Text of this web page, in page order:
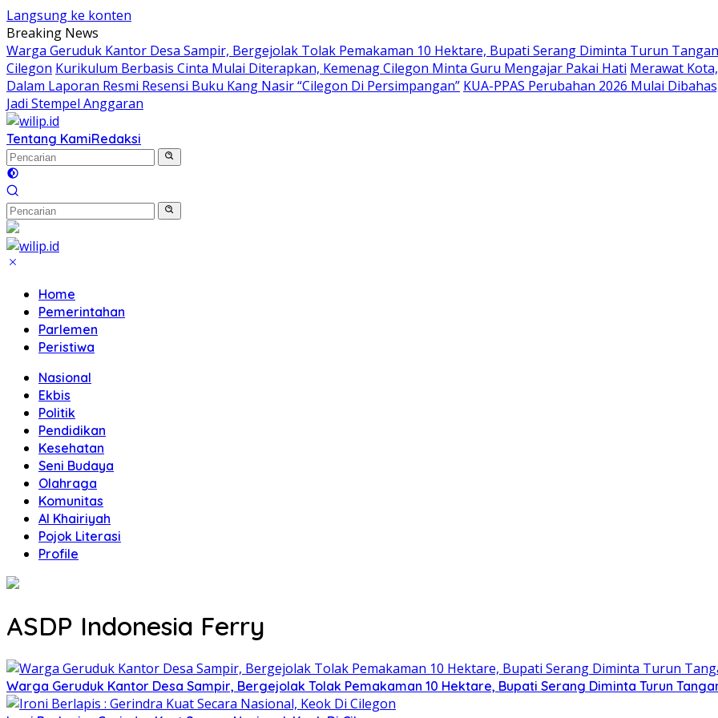
Langsung ke konten
Breaking News
Warga Geruduk Kantor Desa Sampir, Bergejolak Tolak Pemakaman 10 Hektare, Bupati Serang Diminta Turun Tangan
Cilegon Kurikulum Berbasis Cinta Mulai Diterapkan, Kemenag Cilegon Minta Guru Mengajar Pakai Hati Merawat
Dalam Laporan Resmi Resensi Buku Kang Nasir “Cilegon Di Persimpangan” KUA-PPAS Perubahan 2026 Mulai
Jadi Stempel Anggaran
Tentang KamiRedaksi
Home
Pemerintahan
Parlemen
Peristiwa
Nasional
Ekbis
Politik
Pendidikan
Kesehatan
Seni Budaya
Olahraga
Komunitas
Al Khairiyah
Pojok Literasi
Profile
ASDP Indonesia Ferry
Warga Geruduk Kantor Desa Sampir, Bergejolak Tolak Pemakaman 10 Hektare, Bupati Serang Diminta Turun